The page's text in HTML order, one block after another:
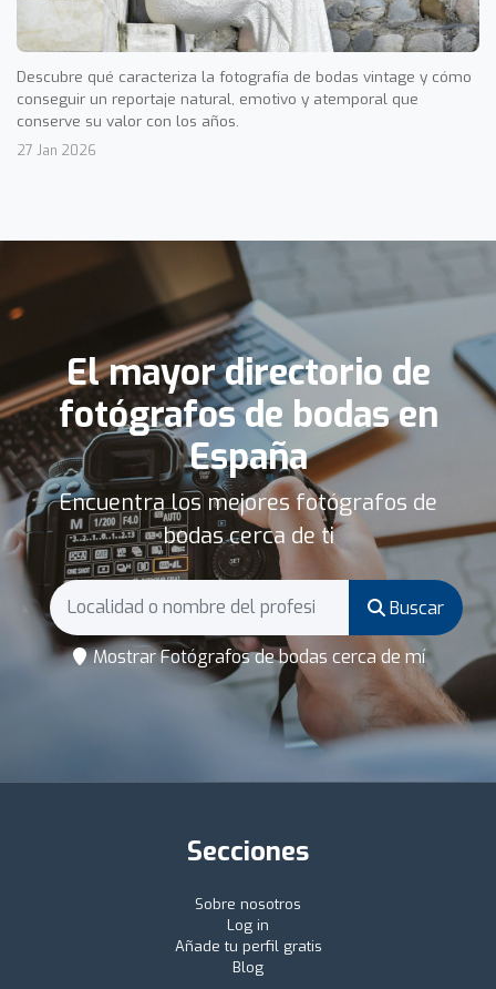
Descubre qué caracteriza la fotografía de bodas vintage y cómo
conseguir un reportaje natural, emotivo y atemporal que
conserve su valor con los años.
27 Jan 2026
El mayor directorio de
fotógrafos de bodas en
España
Encuentra los mejores fotógrafos de
bodas cerca de ti
Buscar
Mostrar Fotógrafos de bodas cerca de mí
Secciones
Sobre nosotros
Log in
Añade tu perfil gratis
Blog